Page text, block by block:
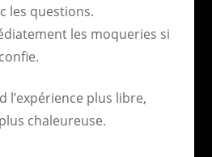
les questions.
les moqueries si
l’expérience plus libre,
chaleureuse.